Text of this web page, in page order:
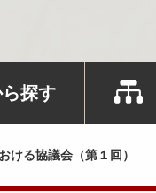
ら探す
ける協議会（第１回）